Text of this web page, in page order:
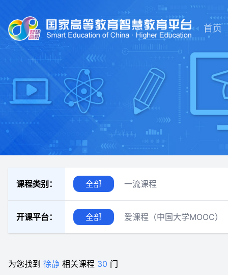
首页
课程类别： 全部 一流课程
开课平台： 全部 爱课程（中国大学MOOC）
为您找到 徐静 相关课程 30 门